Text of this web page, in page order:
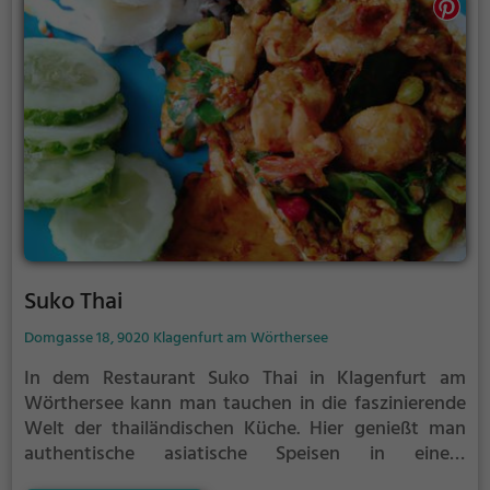
verzaubern lassen. Auch halal-Speisen stehen auf
der Karte. Ein Besuch im Grüne Papaya ist ein
kulinarisches Erlebnis, das man sich nicht entgehen
lassen sollte.
Suko Thai
Domgasse 18, 9020 Klagenfurt am Wörthersee
In dem Restaurant Suko Thai in Klagenfurt am
Wörthersee kann man tauchen in die faszinierende
Welt der thailändischen Küche. Hier genießt man
authentische asiatische Speisen in einem